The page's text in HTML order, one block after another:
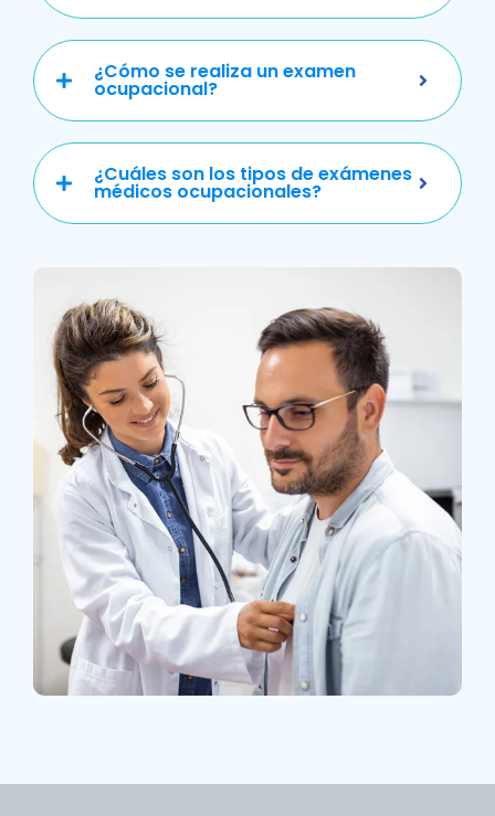
¿Cómo se realiza un examen
ocupacional?
¿Cuáles son los tipos de exámenes
médicos ocupacionales?